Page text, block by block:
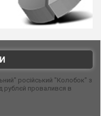
російський "Колобок" з
провалився в